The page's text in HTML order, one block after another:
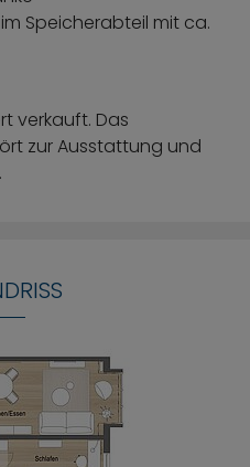
Speicherabteil mit ca.
verkauft. Das
zur Ausstattung und